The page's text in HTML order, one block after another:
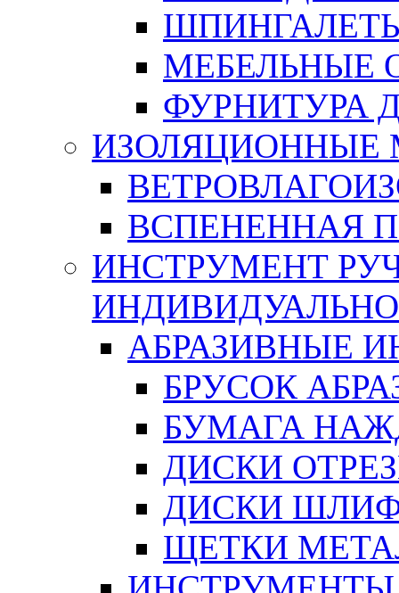
МЕБЕЛЬНЫЕ
ФУРНИТУРА
ИЗОЛЯЦИОННЫЕ
ВСПЕНЕННАЯ
ИНСТРУМЕНТ
АБРАЗИВНЫЕ
БРУСОК
БУМАГА
ДИСКИ
ДИСКИ
ЩЕТКИ